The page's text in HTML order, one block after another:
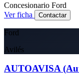
Concesionario Ford
Ver ficha
Contactar
Ford
Avilés
AUTOAVISA